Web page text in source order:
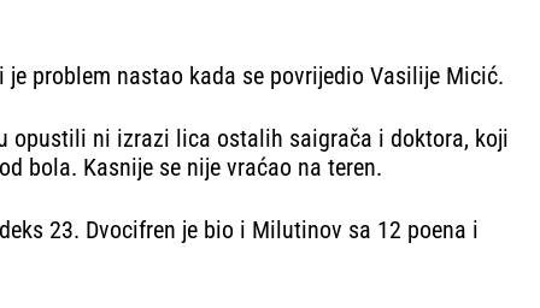
problem nastao kada se povrijedio Vasilije Micić.
opustili ni izrazi lica ostalih saigrača i doktora, koji
bola. Kasnije se nije vraćao na teren.
23. Dvocifren je bio i Milutinov sa 12 poena i